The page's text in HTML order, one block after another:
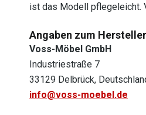
ist das Modell pflegeleicht.
Angaben zum Hersteller
Voss-Möbel GmbH
Industriestraße 7
33129 Delbrück,
info@voss-moebel.de